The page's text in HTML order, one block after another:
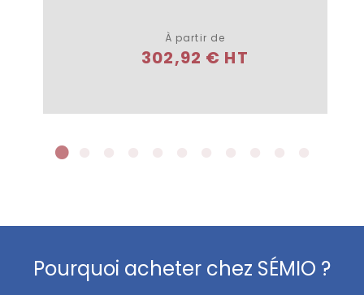
À partir de
302,92 € HT
Pourquoi acheter chez SÉMIO ?